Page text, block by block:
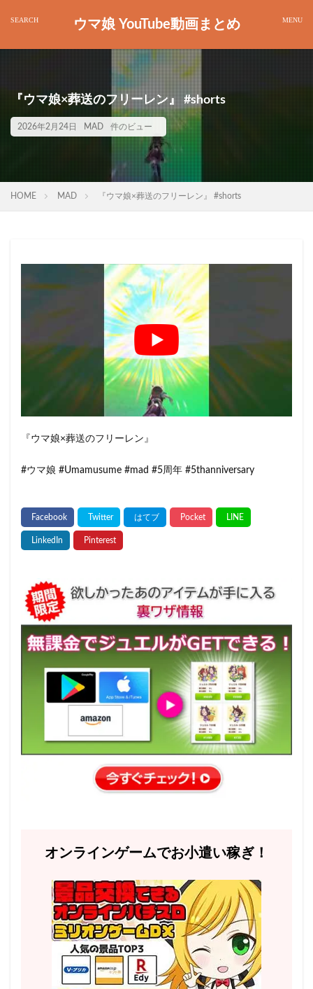
ウマ娘 YouTube動画まとめ
『ウマ娘×葬送のフリーレン』 #shorts
2026年2月24日 MAD 件のビュー
HOME MAD 『ウマ娘×葬送のフリーレン』 #shorts
『ウマ娘×葬送のフリーレン』
#ウマ娘 #Umamusume #mad #5周年 #5thanniversary
オンラインゲームでお小遣い稼ぎ！